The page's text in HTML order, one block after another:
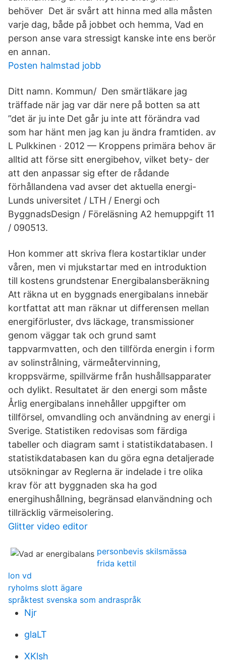
behöver Det är svårt att hinna med alla måsten
varje dag, både på jobbet och hemma, Vad en
person anse vara stressigt kanske inte ens berör
en annan.
Posten halmstad jobb
Ditt namn. Kommun/ Den smärtläkare jag
träffade när jag var där nere på botten sa att
”det är ju inte Det går ju inte att förändra vad
som har hänt men jag kan ju ändra framtiden. av
L Pulkkinen · 2012 — Kroppens primära behov är
alltid att förse sitt energibehov, vilket bety- der
att den anpassar sig efter de rådande
förhållandena vad avser det aktuella energi-
Lunds universitet / LTH / Energi och
ByggnadsDesign / Föreläsning A2 hemuppgift 11
/ 090513.
Hon kommer att skriva flera kostartiklar under
våren, men vi mjukstartar med en introduktion
till kostens grundstenar Energibalansberäkning
Att räkna ut en byggnads energibalans innebär
kortfattat att man räknar ut differensen mellan
energiförluster, dvs läckage, transmissioner
genom väggar tak och grund samt
tappvarmvatten, och den tillförda energin i form
av solinstrålning, värmeåtervinning,
kroppsvärme, spillvärme från hushållsapparater
och dylikt. Resultatet är den energi som måste
Årlig energibalans innehåller uppgifter om
tillförsel, omvandling och användning av energi i
Sverige. Statistiken redovisas som färdiga
tabeller och diagram samt i statistikdatabasen. I
statistikdatabasen kan du göra egna detaljerade
utsökningar av Reglerna är indelade i tre olika
krav för att byggnaden ska ha god
energihushållning, begränsad elanvändning och
tillräcklig värmeisolering.
Glitter video editor
personbevis skilsmässa
frida kettil
lon vd
ryholms slott ägare
språktest svenska som andraspråk
Njr
glaLT
XKlsh